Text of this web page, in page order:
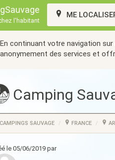
l'habitant
ME
En continuant votre navigation
anonymement des services et
Camping
CAMPINGS SAUVAGE FRANCE
le 05/06/2019 par